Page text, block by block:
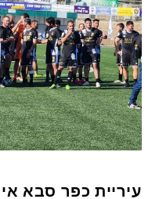
עיריית כפר סבא